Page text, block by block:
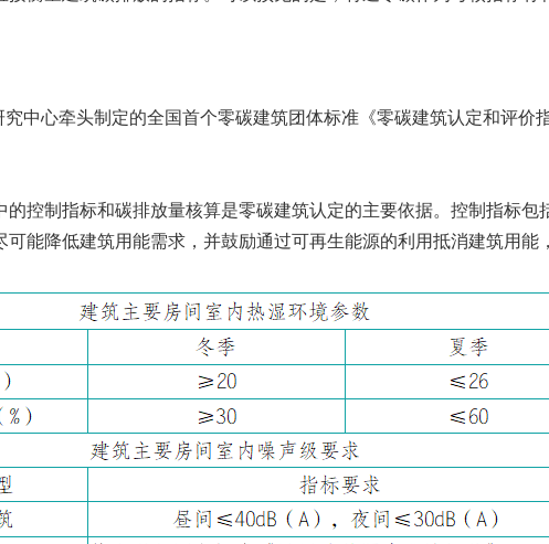
中心牵头制定的全国首个零碳建筑团体标准《零碳建筑认定和评价
的控制指标和碳排放量核算是零碳建筑认定的主要依据。控制指标
能降低建筑用能需求，并鼓励通过可再生能源的利用抵消建筑用能